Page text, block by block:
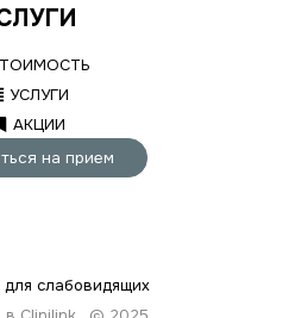
УСЛУГИ
АКЦИИ
на прием
для слабовидящих